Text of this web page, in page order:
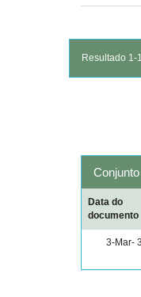
Resultado 1-
Data do
documento
3-Mar- 3